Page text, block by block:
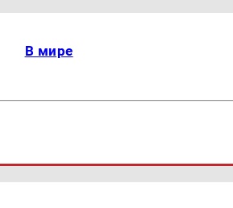
В мире